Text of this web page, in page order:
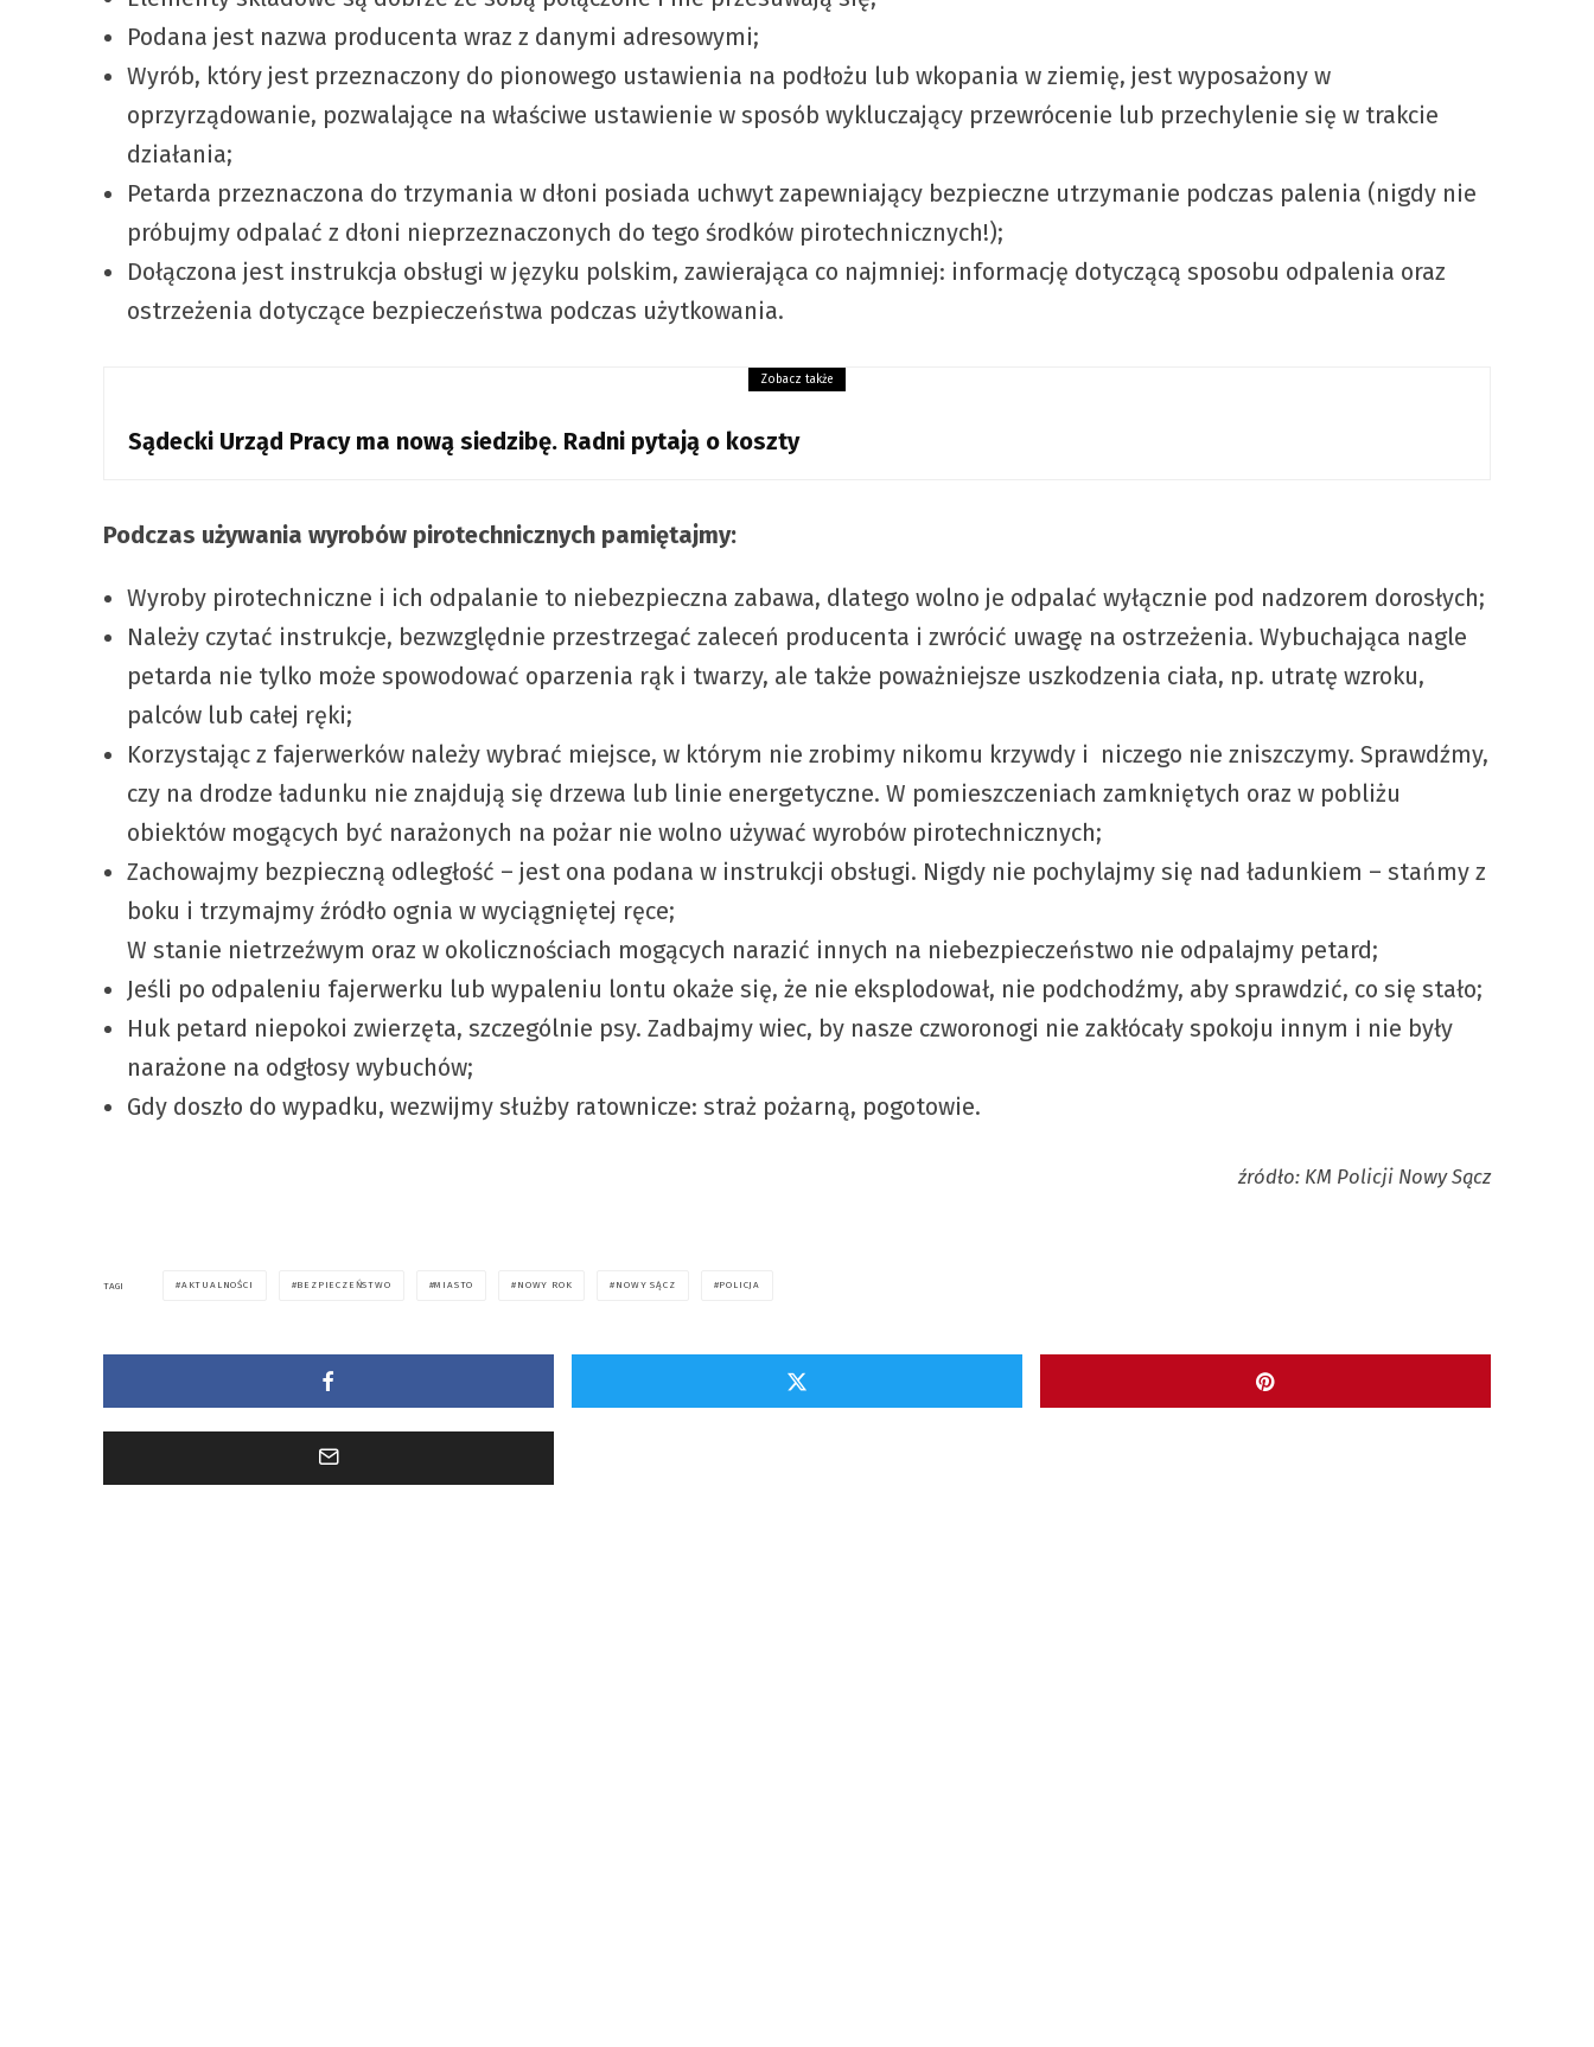
Podana jest nazwa producenta wraz z danymi adresowymi;
Wyrób, który jest przeznaczony do pionowego ustawienia na podłożu lub wkopania w ziemię, jest wyposażony w
oprzyrządowanie, pozwalające na właściwe ustawienie w sposób wykluczający przewrócenie lub przechylenie się w trakcie
działania;
Petarda przeznaczona do trzymania w dłoni posiada uchwyt zapewniający bezpieczne utrzymanie podczas palenia (nigdy nie
próbujmy odpalać z dłoni nieprzeznaczonych do tego środków pirotechnicznych!);
Dołączona jest instrukcja obsługi w języku polskim, zawierająca co najmniej: informację dotyczącą sposobu odpalenia oraz
ostrzeżenia dotyczące bezpieczeństwa podczas użytkowania.
Zobacz także
Sądecki Urząd Pracy ma nową siedzibę. Radni pytają o koszty
Podczas używania wyrobów pirotechnicznych pamiętajmy:
Wyroby pirotechniczne i ich odpalanie to niebezpieczna zabawa, dlatego wolno je odpalać wyłącznie pod nadzorem dorosłych;
Należy czytać instrukcje, bezwzględnie przestrzegać zaleceń producenta i zwrócić uwagę na ostrzeżenia. Wybuchająca nagle
petarda nie tylko może spowodować oparzenia rąk i twarzy, ale także poważniejsze uszkodzenia ciała, np. utratę wzroku,
palców lub całej ręki;
Korzystając z fajerwerków należy wybrać miejsce, w którym nie zrobimy nikomu krzywdy i niczego nie zniszczymy. Sprawdźmy,
czy na drodze ładunku nie znajdują się drzewa lub linie energetyczne. W pomieszczeniach zamkniętych oraz w pobliżu
obiektów mogących być narażonych na pożar nie wolno używać wyrobów pirotechnicznych;
Zachowajmy bezpieczną odległość – jest ona podana w instrukcji obsługi. Nigdy nie pochylajmy się nad ładunkiem – stańmy z
boku i trzymajmy źródło ognia w wyciągniętej ręce;
W stanie nietrzeźwym oraz w okolicznościach mogących narazić innych na niebezpieczeństwo nie odpalajmy petard;
Jeśli po odpaleniu fajerwerku lub wypaleniu lontu okaże się, że nie eksplodował, nie podchodźmy, aby sprawdzić, co się stało;
Huk petard niepokoi zwierzęta, szczególnie psy. Zadbajmy wiec, by nasze czworonogi nie zakłócały spokoju innym i nie były
narażone na odgłosy wybuchów;
Gdy doszło do wypadku, wezwijmy służby ratownicze: straż pożarną, pogotowie.
źródło: KM Policji Nowy Sącz
TAGI AKTUALNOŚCI BEZPIECZEŃSTWO MIASTO NOWY ROK NOWY SĄCZ POLICJA